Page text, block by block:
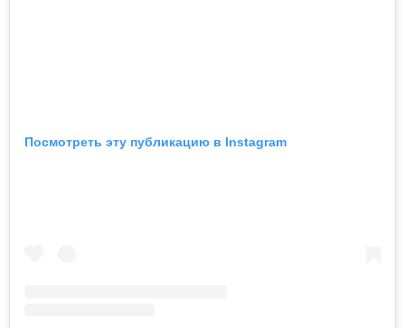
Посмотреть эту публикацию в Instagram